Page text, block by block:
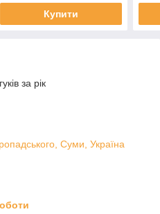
Купити
за рік
Суми, Україна